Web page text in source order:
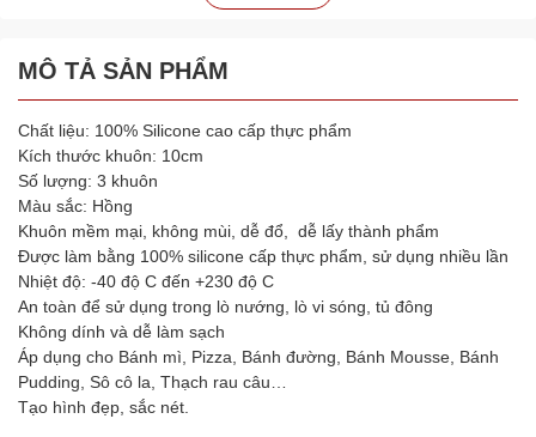
MÔ TẢ SẢN PHẨM
Chất liệu: 100% Silicone cao cấp thực phẩm
Kích thước khuôn: 10cm
Số lượng: 3 khuôn
Màu sắc: Hồng
Khuôn mềm mại, không mùi, dễ đổ, dễ lấy thành phẩm
Được làm bằng 100% silicone cấp thực phẩm, sử dụng nhiều lần
Nhiệt độ: -40 độ C đến +230 độ C
An toàn để sử dụng trong lò nướng, lò vi sóng, tủ đông
Không dính và dễ làm sạch
Áp dụng cho Bánh mì, Pizza, Bánh đường, Bánh Mousse, Bánh
Pudding, Sô cô la, Thạch rau câu…
Tạo hình đẹp, sắc nét.